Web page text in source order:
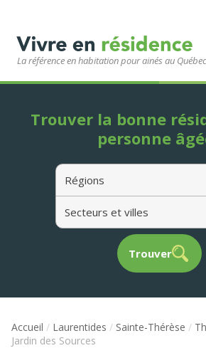
La référence en habitation pour ainés au Québec
Régions
Secteurs et villes
Trouver
Trouver la bonne
personne
Accueil / Laurentides / Sainte-Thérèse /
Jardin des Sources